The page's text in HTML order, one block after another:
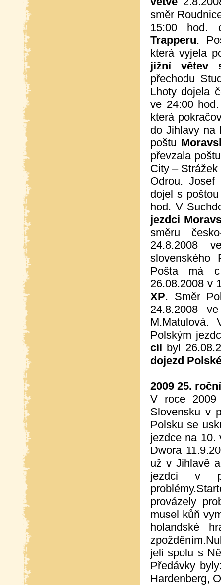
směr
15:00
Trapperu.
která vyjela
jižní větev
přechodu
Lhoty dojela
ve 24:00
která
do Jihlavy na
poštu
převzala
City –
Odrou. Josef
dojel s
hod. V
jezdci
směru
24.8.2008
slovenského
Pošta má
26.08.2008 v
XP. Směr
24.8.2008
M.Matulová.
Polským
cíl byl
dojezd
2009 25.
V roce 2009
Slovensku v
Polsku se
jezdce na 10.
Dwora
už v Jihlavě
jezdci v
provázely
musel kůň
holandské
jeli spolu s
Předávky
Hardenberg,